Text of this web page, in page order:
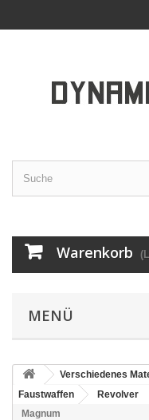
Warenkorb
MENÜ
Verschiedenes
Faustwaffen
Revolver
Magnum